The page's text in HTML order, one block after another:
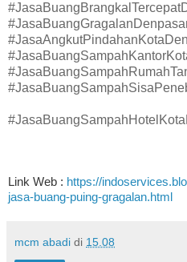
Link Web : https://
jasa-buang-puing-gragalan.html
mcm abadi di 15.08